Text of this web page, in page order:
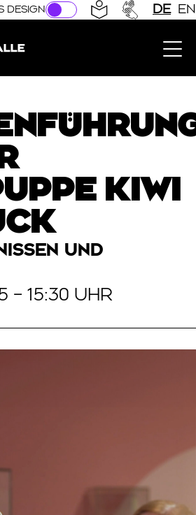
springen
springen
DESIGN DE EN
KIWI
UND
– 15:30 UHR